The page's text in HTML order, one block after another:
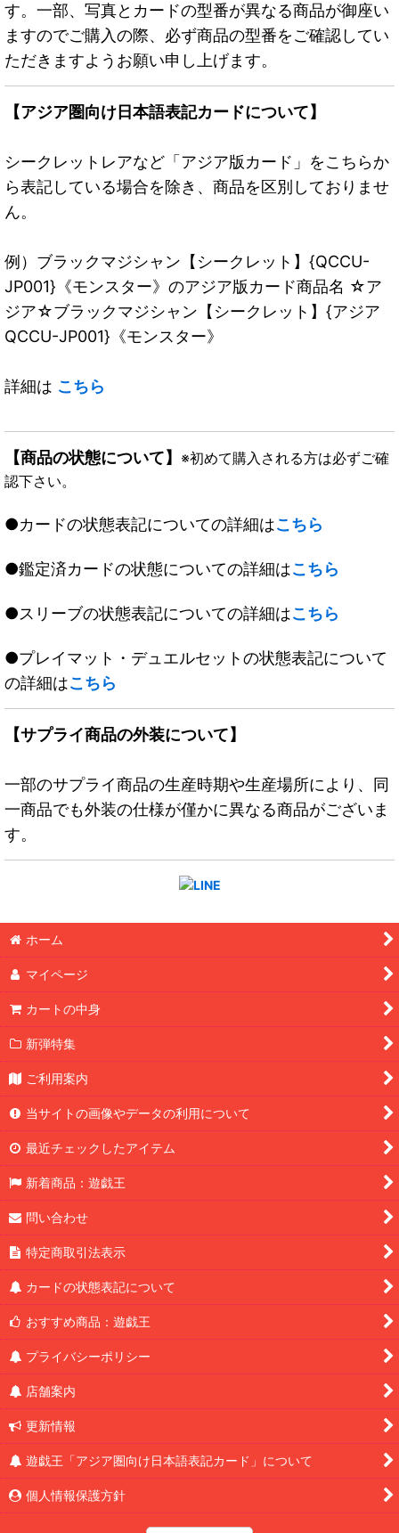
す。一部、写真とカードの型番が異なる商品が御座い
ますのでご購入の際、必ず商品の型番をご確認してい
ただきますようお願い申し上げます。
【アジア圏向け日本語表記カードについて】
シークレットレアなど「アジア版カード」をこちらか
ら表記している場合を除き、商品を区別しておりませ
ん。
例）ブラックマジシャン【シークレット】{QCCU-
JP001}《モンスター》のアジア版カード商品名 ☆ア
ジア☆ブラックマジシャン【シークレット】{アジア
QCCU-JP001}《モンスター》
詳細は こちら
【商品の状態について】 ※初めて購入される方は必ずご確
認下さい。
●カードの状態表記についての詳細はこちら
●鑑定済カードの状態についての詳細はこちら
●スリーブの状態表記についての詳細はこちら
●プレイマット・デュエルセットの状態表記について
の詳細はこちら
【サプライ商品の外装について】
一部のサプライ商品の生産時期や生産場所により、同
一商品でも外装の仕様が僅かに異なる商品がございま
す。
ホーム
マイページ
カートの中身
新弾特集
ご利用案内
当サイトの画像やデータの利用について
最近チェックしたアイテム
新着商品：遊戯王
問い合わせ
特定商取引法表示
カードの状態表記について
おすすめ商品：遊戯王
プライバシーポリシー
店舗案内
更新情報
遊戯王「アジア圏向け日本語表記カード」について
個人情報保護方針